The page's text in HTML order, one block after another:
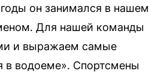
он занимался в нашем
Для нашей команды
и выражаем самые
в водоеме». Спортсмены